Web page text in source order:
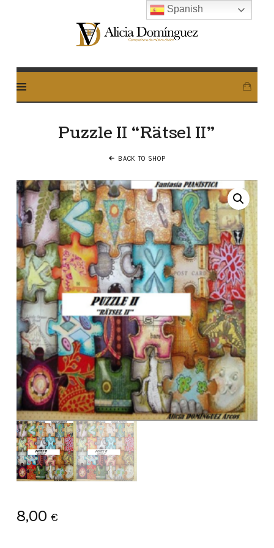
Alicia
Dominguez
Puzzle II “Rätsel II”
BACK TO SHOP
8,00 €
Spanish